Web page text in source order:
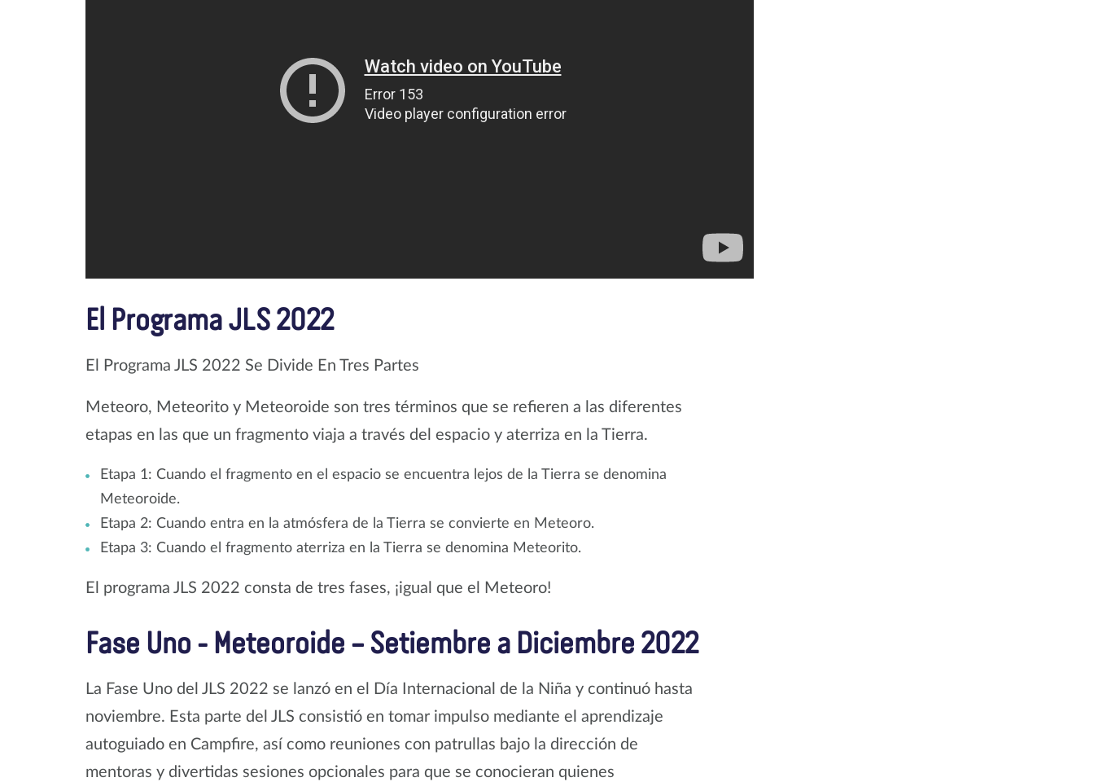
El Programa JLS 2022
El Programa JLS 2022 Se Divide En Tres Partes
Meteoro, Meteorito y Meteoroide son tres términos que se refieren a las diferentes
etapas en las que un fragmento viaja a través del espacio y aterriza en la Tierra.
Etapa 1: Cuando el fragmento en el espacio se encuentra lejos de la Tierra se denomina
Meteoroide.
Etapa 2: Cuando entra en la atmósfera de la Tierra se convierte en Meteoro.
Etapa 3: Cuando el fragmento aterriza en la Tierra se denomina Meteorito.
El programa JLS 2022 consta de tres fases, ¡igual que el Meteoro!
Fase Uno - Meteoroide – Setiembre a Diciembre 2022
La Fase Uno del JLS 2022 se lanzó en el Día Internacional de la Niña y continuó hasta
noviembre. Esta parte del JLS consistió en tomar impulso mediante el aprendizaje
autoguiado en Campfire, así como reuniones con patrullas bajo la dirección de
mentoras y divertidas sesiones opcionales para que se conocieran quienes